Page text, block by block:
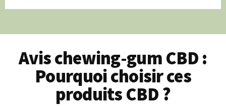
Avis chewing-gum CBD :
Pourquoi choisir ces
produits CBD ?